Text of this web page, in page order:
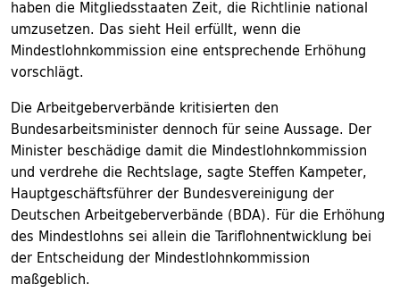
haben die Mitglieds­staaten Zeit, die Richtlinie national
umzusetzen. Das sieht Heil erfüllt, wenn die
Mindestlohnkommission eine entsprechende Erhöhung
vorschlägt.
Die Arbeitgeberverbände kritisierten den
Bundesarbeitsminister dennoch für seine Aussage. Der
Minister beschädige damit die Mindestlohnkommission
und verdrehe die Rechtslage, sagte Steffen Kampeter,
Hauptgeschäftsführer der Bundesvereinigung der
Deutschen ­Arbeitgeberverbände (BDA). Für die Erhöhung
des Mindestlohns sei allein die Tariflohnentwicklung bei
der Entscheidung der Mindestlohnkommission
maßgeblich.